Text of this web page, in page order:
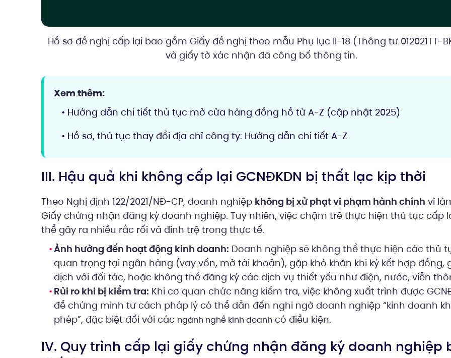
Hồ sơ đề nghị cấp lại bao gồm Giấy đề nghị theo mẫu Phụ lục II-18 (Thông tư 012021TT-
và giấy tờ xác nhận đã công bố thông tin.
Xem thêm:
• Hướng dẫn chi tiết thủ tục mở cửa hàng đồng hồ từ A-Z (cập nhật 2025)
• Hồ sơ, thủ tục thay đổi địa chỉ công ty: Hướng dẫn chi tiết A-Z
III. Hậu quả khi không cấp lại GCNĐKDN bị thất lạc kịp thời
Theo Nghị định 122/2021/NĐ-CP, doanh nghiệp không bị xử phạt vi phạm hành chính vì
Giấy chứng nhận đăng ký doanh nghiệp. Tuy nhiên, việc chậm trễ thực hiện thủ tục cấp
thể gây ra nhiều rắc rối và đình trệ trong thực tế.
Ảnh hưởng đến hoạt động kinh doanh: Doanh nghiệp sẽ không thể thực hiện các thủ
quan trọng tại ngân hàng (vay vốn, mở tài khoản), gặp khó khăn khi ký kết hợp đồng,
dịch với đối tác, hoặc không thể đăng ký các dịch vụ thiết yếu như điện, nước, viễn
Rủi ro khi bị kiểm tra: Khi cơ quan chức năng kiểm tra, việc không xuất trình được
để chứng minh tư cách pháp lý có thể dẫn đến nghi ngờ doanh nghiệp “kinh doanh
phép”, đặc biệt đối với các ngành nghề kinh doanh có điều kiện.
IV. Quy trình cấp lại giấy chứng nhận đăng ký doanh nghiệp